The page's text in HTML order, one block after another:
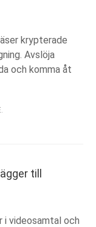
krypterade
Avslöja
och komma åt
till
i videosamtal och